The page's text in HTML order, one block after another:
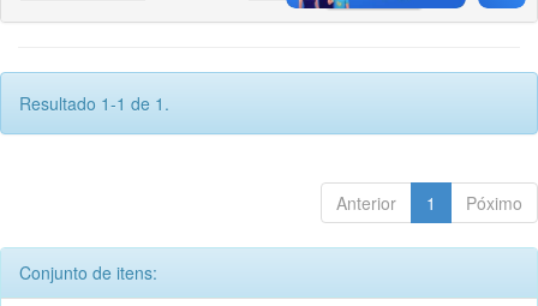
Resultado 1-1 de 1.
Anterior 1 Póximo
Conjunto de itens: